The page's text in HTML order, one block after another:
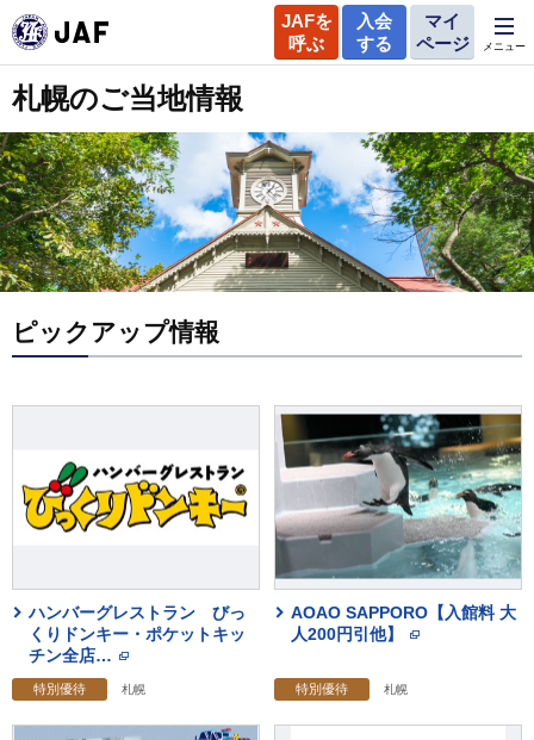
JAFを
呼ぶ
入会
する
マイ
ページ
メニュー
札幌のご当地情報
ピックアップ情報
ハンバーグレストラン びっ
くりドンキー・ポケットキッ
チン全店…
特別優待 札幌
AOAO SAPPORO【入館料 大
人200円引他】
特別優待 札幌